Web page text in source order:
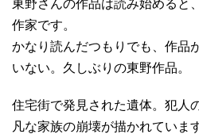
東野さんの作品は読み始めると
作家です。
かなり読んだつもりでも、作品
いない。久しぶりの東野作品。
住宅街で発見された遺体。犯人
凡な家族の崩壊が描かれていま